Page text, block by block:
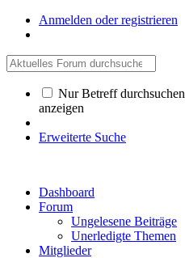
Anmelden oder registrieren
Nur Betreff durchsuchen
anzeigen
Erweiterte Suche
Dashboard
Forum
Ungelesene Beiträge
Unerledigte Themen
Mitglieder